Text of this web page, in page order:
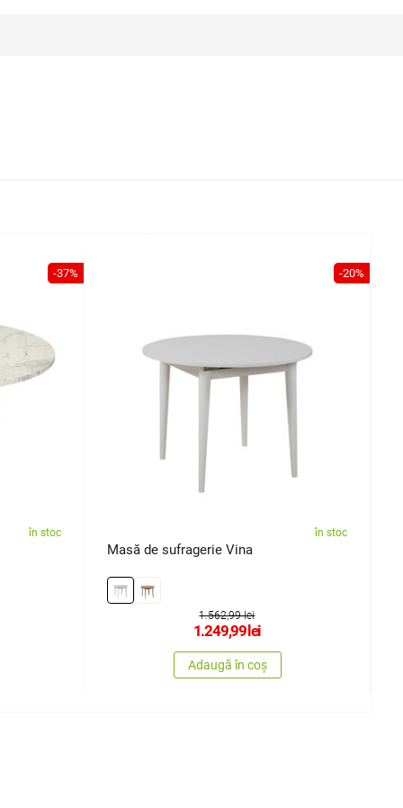
-37%
în stoc
-20%
în stoc
Masă de sufragerie Vina
1.562,99 lei
1.249,99lei
Adaugă în coș